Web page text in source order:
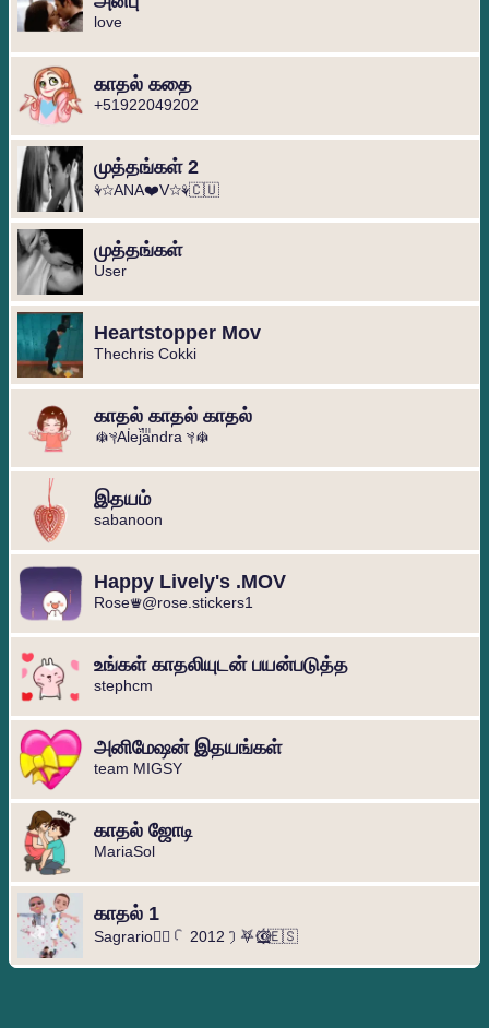
love
காதல் கதை
+51922049202
முத்தங்கள் 2
⚘☆ANA❤️V☆⚘🇨🇺
முத்தங்கள்
User
Heartstopper Mov
Thechris Cokki
காதல் காதல் காதல்
☬༆Alͥejͣaͫndra ༆☬⁩
இதயம்
sabanoon
Happy Lively's .MOV
Rose♛@rose.stickers1
உங்கள் காதலியுடன் பயன்படுத்த
stephcm
அனிமேஷன் இதயங்கள்
team MIGSY
காதல் ஜோடி
MariaSol
காதல் 1
Sagrario🦹‍♀️ꪶ 2012ꫂ⛧ ◐⃢⃟꙰🇪🇸